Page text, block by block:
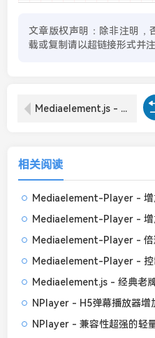
文章版权声明：除非注明，
载或复制请以超链接形式并注
Mediaelement.js - 经典老牌HTML5播放器，兼容性强插件丰富
相关阅读
Mediaelement-Player - 增
Mediaelement-Player - 倍
Mediaelement-Player - 控
NPlayer - 兼容性超强的轻